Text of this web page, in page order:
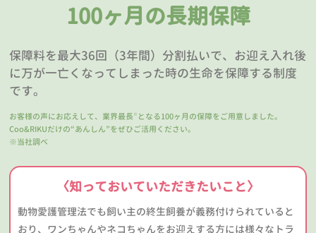
100ヶ月の長期保障
保障料を最大36回（3年間）分割払いで、お迎え入れ後
に万が一亡くなってしまった時の生命を保障する制度
です。
お客様の声にお応えして、業界最長 ※ となる100ヶ月の保障をご用意しました。
Coo&RIKUだけの“あんしん”をぜひご活用ください。
※当社調べ
〈知っておいていただきたいこと〉
動物愛護管理法でも飼い主の終生飼養が義務付けられていると
おり、ワンちゃんやネコちゃんをお迎えする方には様々なトラ